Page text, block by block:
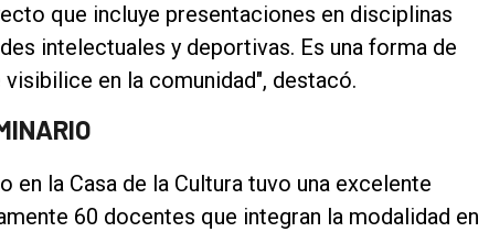
que incluye presentaciones en disciplinas
intelectuales y deportivas. Es una forma de
en la comunidad", destacó.
en la Casa de la Cultura tuvo una excelente
60 docentes que integran la modalidad en